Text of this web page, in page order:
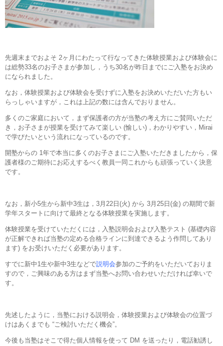
先週末までおよそ 2ヶ月にわたって行なってきた体験授業および体験会に
は総勢33名のお子さまが参加し，うち30名が昨日までにご入塾をお決め
になられました。
なお，体験授業および体験会を受けずに入塾をお決めいただいた方もい
らっしゃいますが，これは上記の数には含んでおりません。
多くのご家庭において，まず保護者の方が当塾の考え方にご賛同いただ
き，お子さまが授業を受けてみて楽しい (愉しい)，わかりやすい，Mirai
で学びたいという流れになっているのです。
開塾からの 1年で本当に多くのお子さまにご入塾いただきましたから，保
護者様のご期待にお応えするべく教員一同これからも頑張っていく決意
です。
なお，新小5生から新中3生は，3月22日(火) から 3月25日(金) の期間で新
学年スタートに向けて最終となる体験授業を実施します。
体験授業を受けていただくには，入塾説明会および入塾テスト (基礎内容
が正解できれば当塾の定める合格ラインに到達できるよう作問してあり
ます) をお受けいただく必要があります。
すでに新中1生や新中3生などで説明会参加のご予約をいただいておりま
すので，ご興味のある方はまず当塾へお問い合わせいただければ幸いで
す。
先述したように，当塾における説明会，体験授業および体験会の位置づ
けはあくまでも “ご検討いただく機会”。
今後も当塾はそこで得た個人情報を使って DM を送ったり，電話勧誘し